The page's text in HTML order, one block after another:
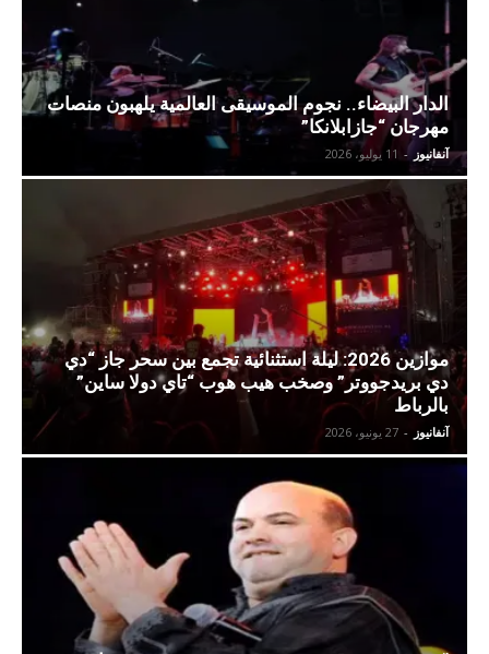
الدار البيضاء.. نجوم الموسيقى العالمية يلهبون منصات
مهرجان “جازابلانكا”
آنفانيوز - 11 يوليو، 2026
موازين 2026: ليلة استثنائية تجمع بين سحر جاز “دي
دي بريدجووتر” وصخب هيب هوب “تاي دولا ساين”
بالرباط
آنفانيوز - 27 يونيو، 2026